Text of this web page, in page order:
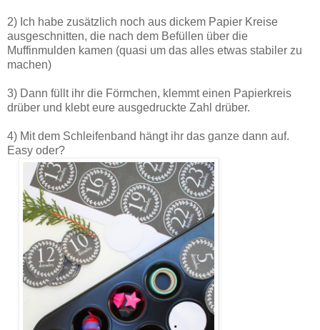
2) Ich habe zusätzlich noch aus dickem Papier Kreise
ausgeschnitten, die nach dem Befüllen über die
Muffinmulden kamen (quasi um das alles etwas stabiler zu
machen)
3) Dann füllt ihr die Förmchen, klemmt einen Papierkreis
drüber und klebt eure ausgedruckte Zahl drüber.
4) Mit dem Schleifenband hängt ihr das ganze dann auf.
Easy oder?